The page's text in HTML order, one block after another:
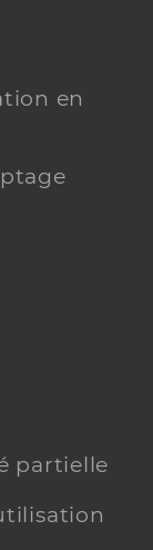
en
partielle